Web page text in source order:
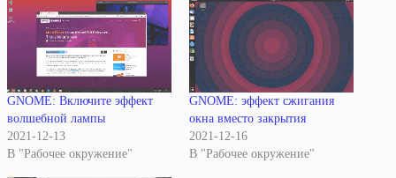
GNOME: Включите эффект
волшебной лампы
2021-12-13
В "Рабочее окружение"
GNOME: эффект сжигания
окна вместо закрытия
2021-12-16
В "Рабочее окружение"